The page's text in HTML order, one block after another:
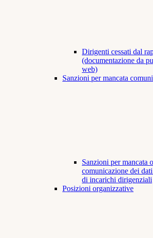
Dirigenti cessati dal
(documentazione da
web)
Sanzioni per mancata
Sanzioni per mancata
comunicazione dei
di incarichi dirigenziali
Posizioni organizzative